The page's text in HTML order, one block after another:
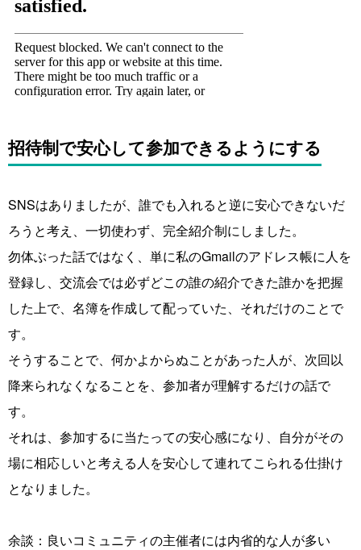
招待制で安心して参加できるようにする
SNSはありましたが、誰でも入れると逆に安心できないだ
ろうと考え、一切使わず、完全紹介制にしました。
勿体ぶった話ではなく、単に私のGmailのアドレス帳に人を
登録し、交流会では必ずどこの誰の紹介できた誰かを把握
した上で、名簿を作成して配っていた、それだけのことで
す。
そうすることで、何かよからぬことがあった人が、次回以
降来られなくなることを、参加者が理解するだけの話で
す。
それは、参加するに当たっての安心感になり、自分がその
場に相応しいと考える人を安心して連れてこられる仕掛け
となりました。
余談：良いコミュニティの主催者には内省的な人が多い